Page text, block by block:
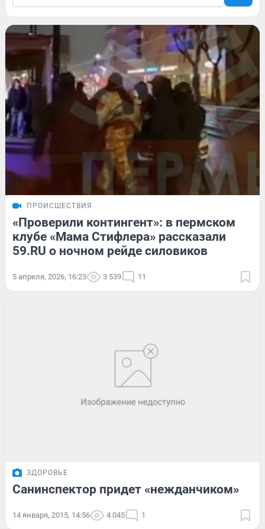
ПРОИСШЕСТВИЯ
«Проверили контингент»: в пермском
клубе «Мама Стифлера» рассказали
59.RU о ночном рейде силовиков
5 апреля, 2026, 16:23 3 539 11
ЗДОРОВЬЕ
Санинспектор придет «нежданчиком»
14 января, 2015, 14:56 4 045 1